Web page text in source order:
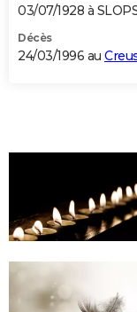
03/07/1928 à
Décès
24/03/1996 au